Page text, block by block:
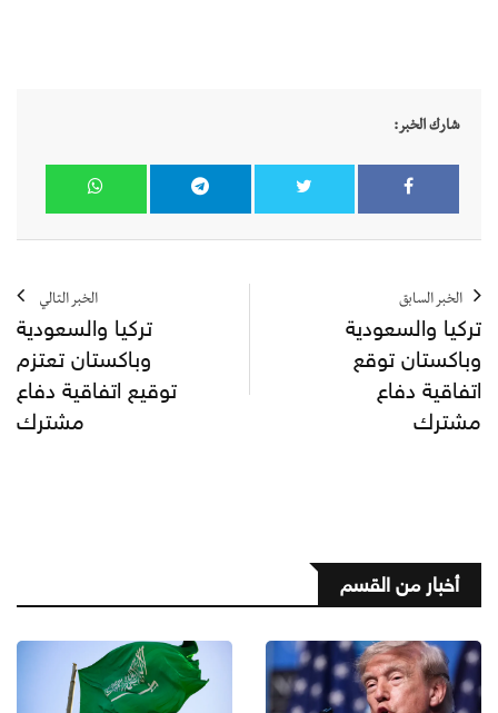
شارك الخبر:
الخبر السابق
تركيا والسعودية
وباكستان توقع
اتفاقية دفاع
مشترك
الخبر التالي
تركيا والسعودية
وباكستان تعتزم
توقيع اتفاقية دفاع
مشترك
أخبار من القسم